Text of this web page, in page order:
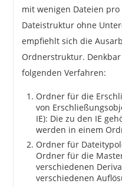
mit wenigen Dateien
Dateistruktur ohne
empfiehlt sich die
Ordnerstruktur.
folgenden Verfahren:
Ordner für die
von
IE): Die zu den IE
werden in einem
Ordner für
Ordner für die
verschiedenen
verschiedenen